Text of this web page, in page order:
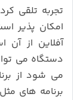
امکان پذیر
دستگاه می
می شود از